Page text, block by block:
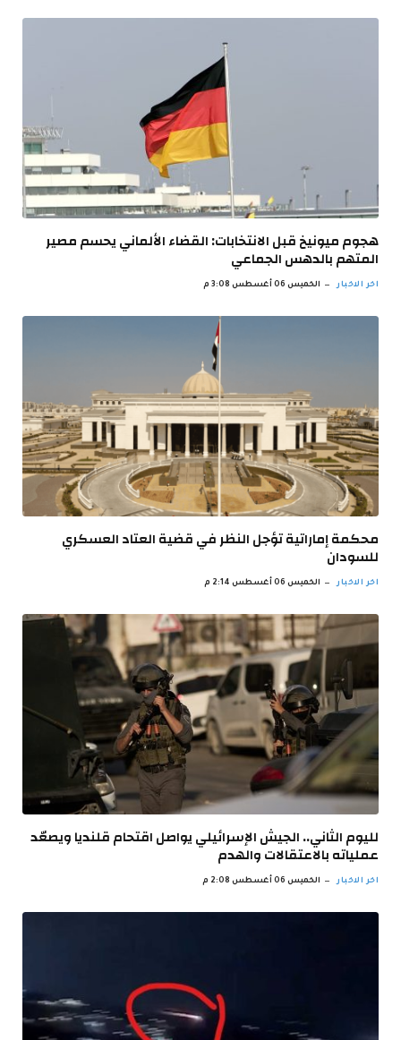
هجوم ميونيخ قبل الانتخابات: القضاء الألماني يحسم مصير
المتهم بالدهس الجماعي
اخر الاخبار الخميس 06 أغسطس 3:08 م
محكمة إماراتية تؤجل النظر في قضية العتاد العسكري
للسودان
اخر الاخبار الخميس 06 أغسطس 2:14 م
لليوم الثاني.. الجيش الإسرائيلي يواصل اقتحام قلنديا ويصعّد
عملياته بالاعتقالات والهدم
اخر الاخبار الخميس 06 أغسطس 2:08 م